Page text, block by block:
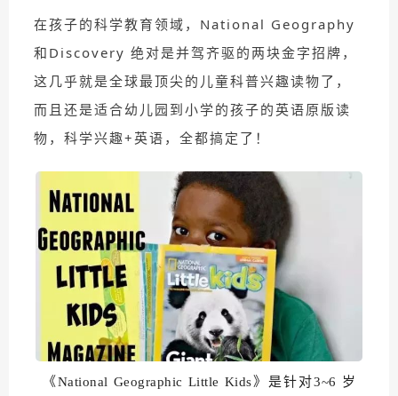
在孩子的科学教育领域，National Geography
和Discovery 绝对是并驾齐驱的两块金字招牌，
这几乎就是全球最顶尖的儿童科普兴趣读物了，
而且还是适合幼儿园到小学的孩子的英语原版读
物，科学兴趣+英语，全都搞定了！
《National Geographic Little Kids》是针对3~6 岁